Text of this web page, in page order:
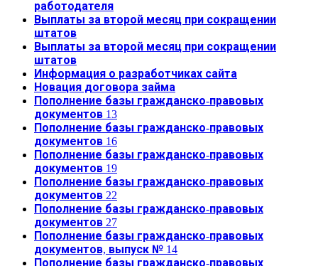
работодателя
Выплаты за второй месяц при сокращении
штатов
Выплаты за второй месяц при сокращении
штатов
Информация о разработчиках сайта
Новация договора займа
Пополнение базы гражданско-правовых
документов 13
Пополнение базы гражданско-правовых
документов 16
Пополнение базы гражданско-правовых
документов 19
Пополнение базы гражданско-правовых
документов 22
Пополнение базы гражданско-правовых
документов 27
Пополнение базы гражданско-правовых
документов, выпуск № 14
Пополнение базы гражданско-правовых